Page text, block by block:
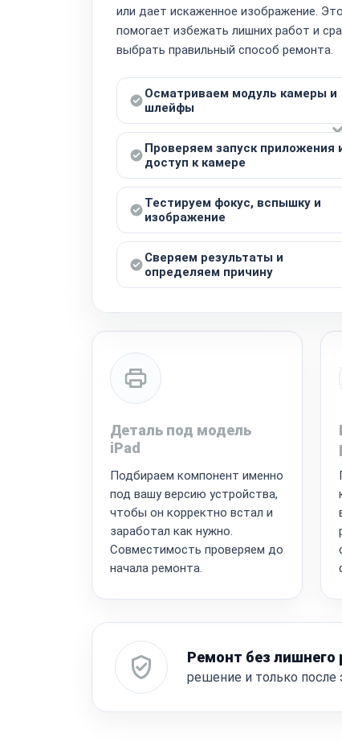
или дает искаженное изображение. Это
помогает избежать лишних работ и
выбрать правильный способ ремонта.
Осматриваем модуль камеры и
шлейфы
Проверяем запуск приложения
доступ к камере
Тестируем фокус, вспышку и
изображение
Сверяем результаты и
определяем причину
Деталь под модель
iPad
Подбираем компонент именно
под вашу версию устройства,
чтобы он корректно встал и
заработал как нужно.
Совместимость проверяем до
начала ремонта.
Ремонт без лишнего
решение и только после